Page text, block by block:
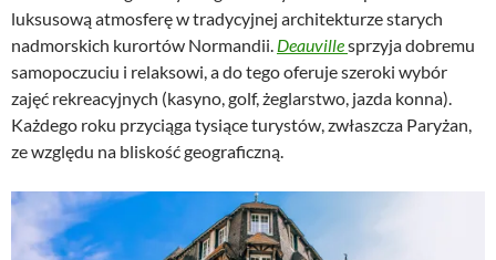
luksusową atmosferę w tradycyjnej architekturze starych
nadmorskich kurortów Normandii. Deauvillesprzyja dobremu
samopoczuciu i relaksowi, a do tego oferuje szeroki wybór
zajęć rekreacyjnych (kasyno, golf, żeglarstwo, jazda konna).
Każdego roku przyciąga tysiące turystów, zwłaszcza Paryżan,
ze względu na bliskość geograficzną.